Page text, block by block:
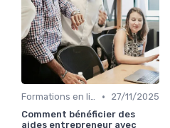
Formations en ligne •
27/11/2025
Comment bénéficier des
aides entrepreneur avec